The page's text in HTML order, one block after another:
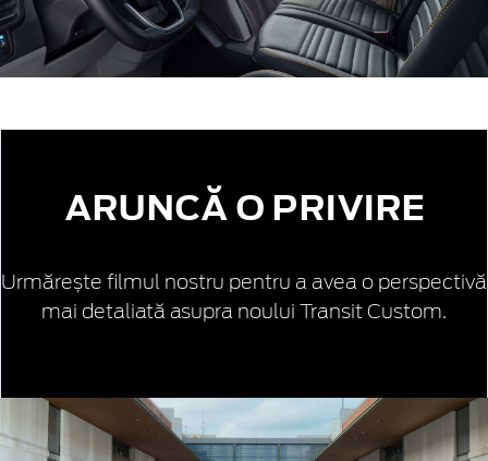
ARUNCĂ O PRIVIRE
Urmărește filmul nostru pentru a avea o perspectivă
mai detaliată asupra noului Transit Custom.